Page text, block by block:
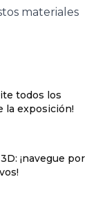
materiales
todos los
la exposición!
¡navegue por